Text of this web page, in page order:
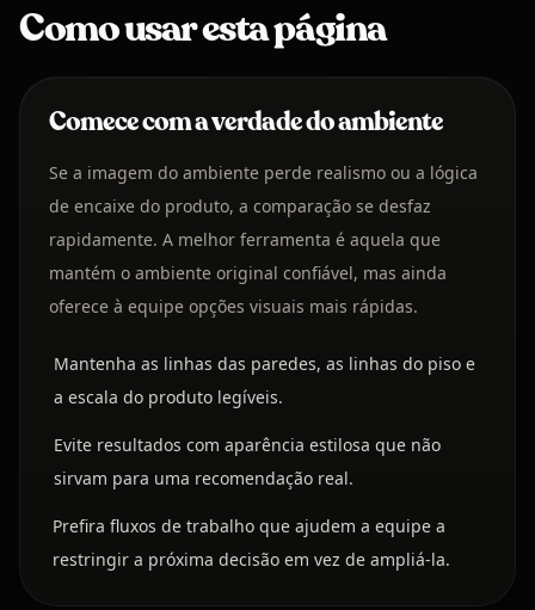
Como usar esta página
Comece com a verdade do ambiente
Se a imagem do ambiente perde realismo ou a lógica
de encaixe do produto, a comparação se desfaz
rapidamente. A melhor ferramenta é aquela que
mantém o ambiente original confiável, mas ainda
oferece à equipe opções visuais mais rápidas.
Mantenha as linhas das paredes, as linhas do piso e
a escala do produto legíveis.
Evite resultados com aparência estilosa que não
sirvam para uma recomendação real.
Prefira fluxos de trabalho que ajudem a equipe a
restringir a próxima decisão em vez de ampliá-la.